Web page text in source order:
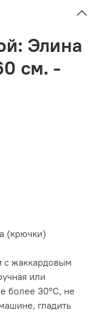
Элина
см. -
(крючки)
с жаккардовым
или
более 30°С, не
гладить